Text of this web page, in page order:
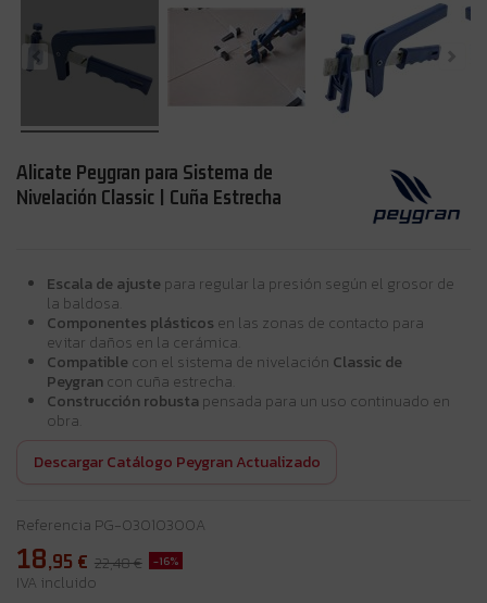
Alicate Peygran para Sistema de
Nivelación Classic | Cuña Estrecha
Escala de ajuste para regular la presión según el grosor de
la baldosa.
Componentes plásticos en las zonas de contacto para
evitar daños en la cerámica.
Compatible con el sistema de nivelación Classic de
Peygran con cuña estrecha.
Construcción robusta pensada para un uso continuado en
obra.
Descargar Catálogo Peygran Actualizado
Referencia PG-03010300A
18,95 € 22,48 € -16%
IVA incluido